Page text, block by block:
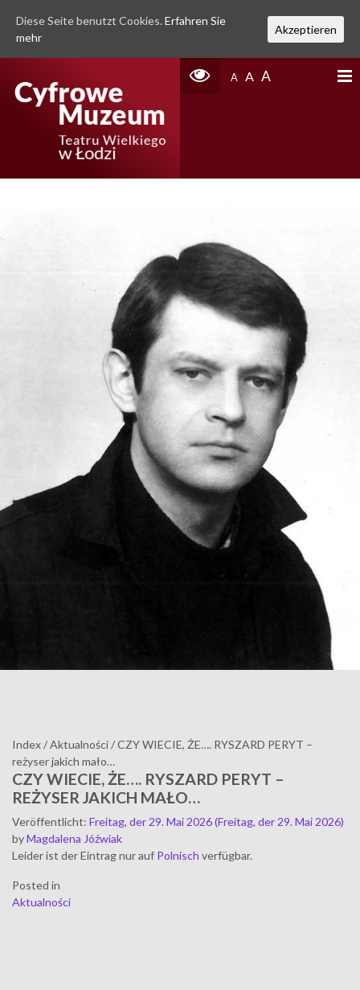
A A A
Index/Aktualności/CZY WIECIE, ŻE…. RYSZARD PERYT –
reżyser jakich mało…
CZY WIECIE, ŻE…. RYSZARD PERYT –
REŻYSER JAKICH MAŁO…
Veröffentlicht: Freitag, der 29. Mai 2026(Freitag, der 29. Mai 2026)
byMagdalena Jóźwiak
Leider ist der Eintrag nur auf Polnisch verfügbar.
Posted in
Aktualności
Diese Seite benutzt Cookies. Erfahren Sie
mehr
Akzeptieren